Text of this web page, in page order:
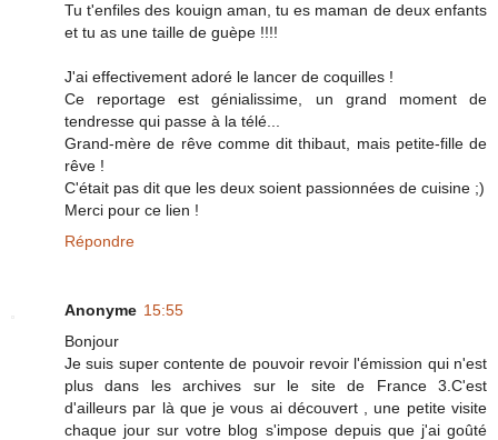
Tu t'enfiles des kouign aman, tu es maman de deux enfants
et tu as une taille de guèpe !!!!
J'ai effectivement adoré le lancer de coquilles !
Ce reportage est génialissime, un grand moment de
tendresse qui passe à la télé...
Grand-mère de rêve comme dit thibaut, mais petite-fille de
rêve !
C'était pas dit que les deux soient passionnées de cuisine ;)
Merci pour ce lien !
Répondre
Anonyme 15:55
Bonjour
Je suis super contente de pouvoir revoir l'émission qui n'est
plus dans les archives sur le site de France 3.C'est
d'ailleurs par là que je vous ai découvert , une petite visite
chaque jour sur votre blog s'impose depuis que j'ai goûté